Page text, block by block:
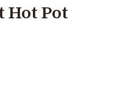
Hot Pot